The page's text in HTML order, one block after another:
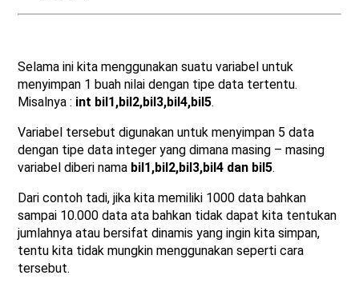
Selama ini kita menggunakan suatu variabel untuk
menyimpan 1 buah nilai dengan tipe data tertentu.
Misalnya : int bil1,bil2,bil3,bil4,bil5.
Variabel tersebut digunakan untuk menyimpan 5 data
dengan tipe data integer yang dimana masing – masing
variabel diberi nama bil1,bil2,bil3,bil4 dan bil5.
Dari contoh tadi, jika kita memiliki 1000 data bahkan
sampai 10.000 data ata bahkan tidak dapat kita tentukan
jumlahnya atau bersifat dinamis yang ingin kita simpan,
tentu kita tidak mungkin menggunakan seperti cara
tersebut.